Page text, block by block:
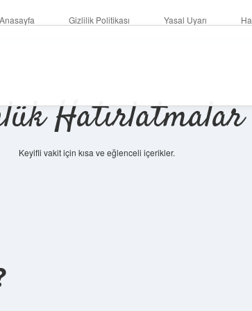
Anasayfa Gizlilik Politikası Yasal Uyarı
Hatırlatmalar
Keyifli vakit için kısa ve eğlenceli içerikler.